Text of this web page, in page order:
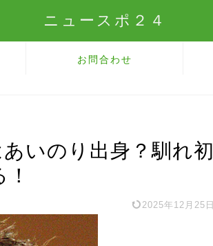
ニュースポ２４
お問合わせ
いのり出身？馴れ初
2025年12月25日